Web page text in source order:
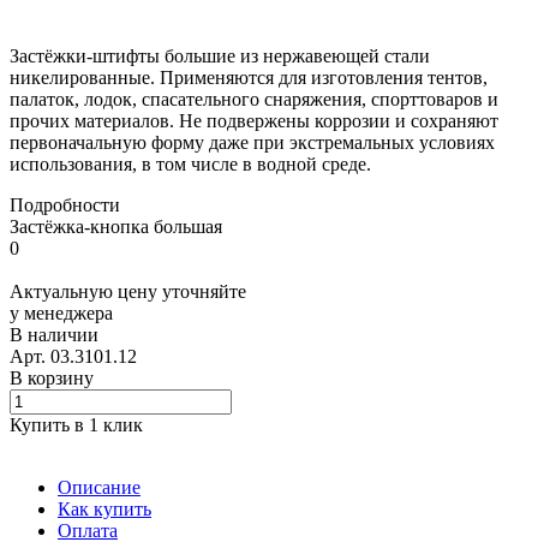
Застёжки-штифты большие из нержавеющей стали
никелированные. Применяются для изготовления тентов,
палаток, лодок, спасательного снаряжения, спорттоваров и
прочих материалов. Не подвержены коррозии и сохраняют
первоначальную форму даже при экстремальных условиях
использования, в том числе в водной среде.
Подробности
Застёжка-кнопка большая
0
Актуальную цену уточняйте
у менеджера
В наличии
Арт. 03.3101.12
В корзину
Купить в 1 клик
Описание
Как купить
Оплата